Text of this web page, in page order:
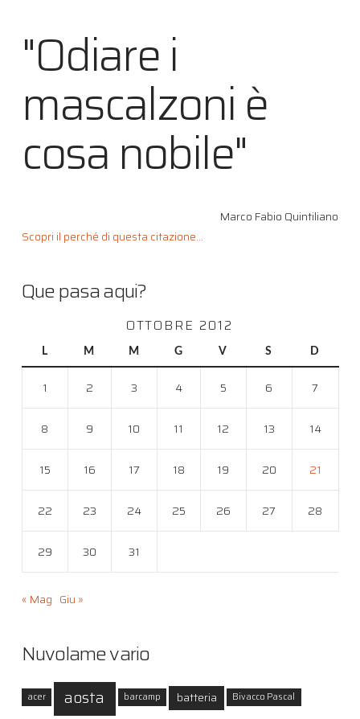
"Odiare i
mascalzoni è
cosa nobile"
Marco Fabio Quintiliano
Scopri il perché di questa citazione...
Que pasa aqui?
OTTOBRE 2012
L M M G V S D
1 2 3 4 5 6 7
8 9 10 11 12 13 14
15 16 17 18 19 20 21
22 23 24 25 26 27 28
29 30 31
« Mag Giu »
Nuvolame vario
acer aosta barcamp batteria Bivacco Pascal